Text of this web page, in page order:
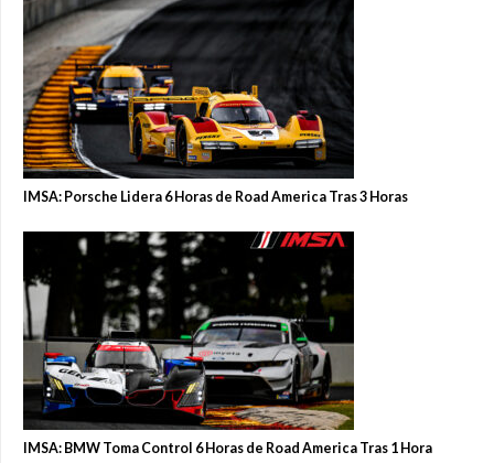
IMSA: Porsche Lidera 6 Horas de Road America Tras 3 Horas
IMSA: BMW Toma Control 6 Horas de Road America Tras 1 Hora